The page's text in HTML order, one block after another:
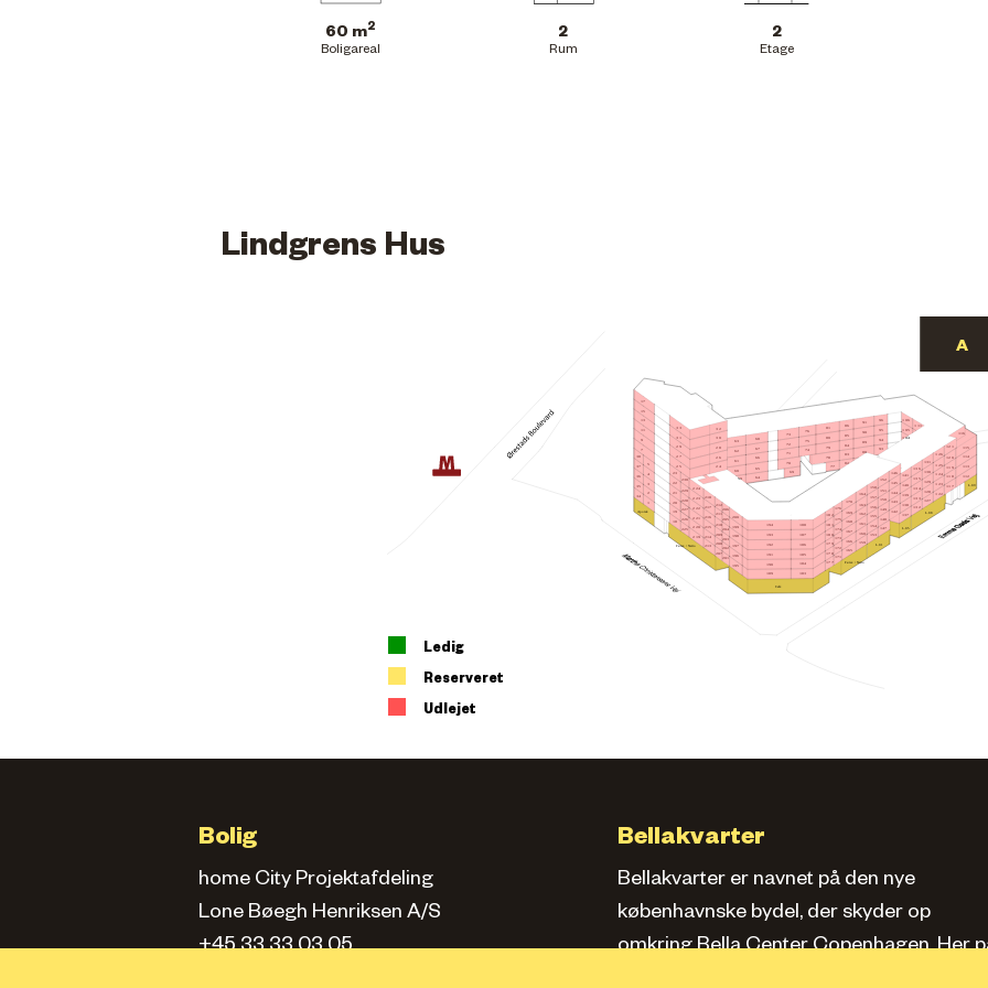
60 m2
Boligareal
2
Rum
2
Etage
Lindgrens Hus
96
95
94
93
90
9
89
88
86
85
84
83
82
81
80
79
78
77
76
75
74
73
72
71
70
7
69
68
67
66
65
64
63
62
61
60
59
5
4
37
36
35
34
33 32
31
3
29 28
27 26
25 24
230
23
229
228
227
226
225
224
223
222
221
220
22
219
218
217
216
215
214
213
212
211
210
21
209
208
207
206
205
204
203
202
201
200
20
2
199
198
197
196
195
194
193
192
191
190
188
187
186
185
184
183
182
181
180
18
179
178
177
176
175
174
173
172
171
170
17
169
168
167
166
165
164
163
162
161
160
159
158
157
156
155
154
153
152
151
150
15
149
148
147
146
145
144
143
142
141
140
139
138
137
136
135
134
133
132
131
130
13
129
128
127
126
125
124
123
122
121
120
119
118
117
116
115
114
113
112
111
11
106
105
104
1
Café
Føtex / Netto
Føtex / Netto
L.01
L.05
L.08
L.09
Apotek
Ledig
Reserveret
Udlejet
Bolig
home City Projektafdeling
Lone Bøegh Henriksen A/S
+45 33 33 03 05
Bellakvarter
Bellakvarter er navnet på den nye
københavnske bydel, der skyder op
omkring Bella Center Copenhagen. Her